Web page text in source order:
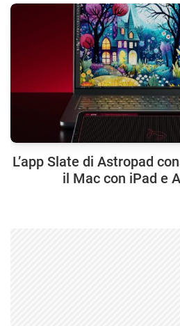
L’app Slate di Astropad
il Mac con iPad e